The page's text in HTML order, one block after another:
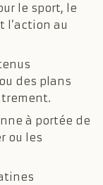
le sport, le
l’action au
des plans
à portée de
ou les